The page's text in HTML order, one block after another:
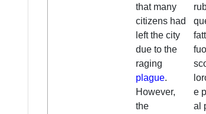
that many
citizens had
left the city
due to the
raging
plague.
However,
the
e
al